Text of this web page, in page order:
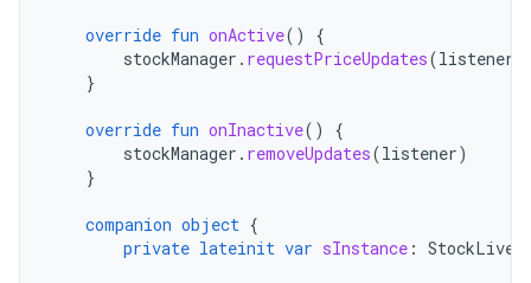
override fun onActive()
{
stockManager . requestPriceUpdates(listener
}
override fun onInactive()
{
stockManager . removeUpdates(listener)
}
companion object {
private lateinit var sInstance :